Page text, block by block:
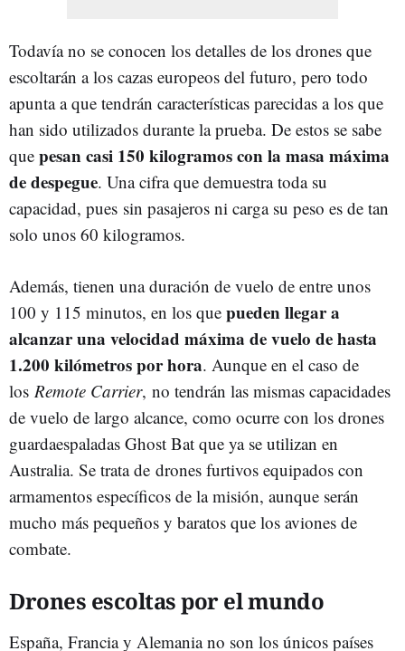
Todavía no se conocen los detalles de los drones que
escoltarán a los cazas europeos del futuro, pero todo
apunta a que tendrán características parecidas a los que
han sido utilizados durante la prueba. De estos se sabe
que pesan casi 150 kilogramos con la masa máxima
de despegue. Una cifra que demuestra toda su
capacidad, pues sin pasajeros ni carga su peso es de tan
solo unos 60 kilogramos.
Además, tienen una duración de vuelo de entre unos
100 y 115 minutos, en los que pueden llegar a
alcanzar una velocidad máxima de vuelo de hasta
1.200 kilómetros por hora. Aunque en el caso de
los Remote Carrier, no tendrán las mismas capacidades
de vuelo de largo alcance, como ocurre con los drones
guardaespaladas Ghost Bat que ya se utilizan en
Australia. Se trata de drones furtivos equipados con
armamentos específicos de la misión, aunque serán
mucho más pequeños y baratos que los aviones de
combate.
Drones escoltas por el mundo
España, Francia y Alemania no son los únicos países